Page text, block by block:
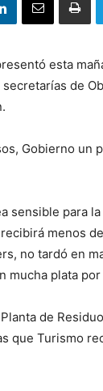
esta
de
Gobierno un
sensible para
menos
no tardó en
mucha plata
de
que Turismo